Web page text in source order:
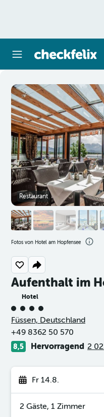
Aufenthalt im
Hotel
Bewertungskategorie 4
Füssen, Deutschland
+49 8362 50 570
8,5 Hervorragend 2
Fr 14.8.
2 Gäste, 1 Zimmer
Restaurant
Fotos von Hotel am Hopfensee